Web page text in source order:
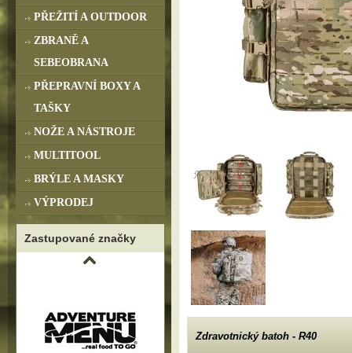
Zdravotnický batoh - R40
PŘEŽITÍ A OUTDOOR
ZBRANĚ A
SEBEOBRANA
PŘEPRAVNÍ BOXY A
TAŠKY
NOŽE A NÁSTROJE
MULTITOOL
BRÝLE A MASKY
VÝPRODEJ
Zastupované značky